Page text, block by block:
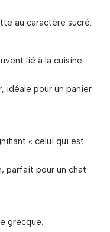
au caractère sucré.
lié à la cuisine
idéale pour un panier
« celui qui est
parfait pour un chat
grecque.